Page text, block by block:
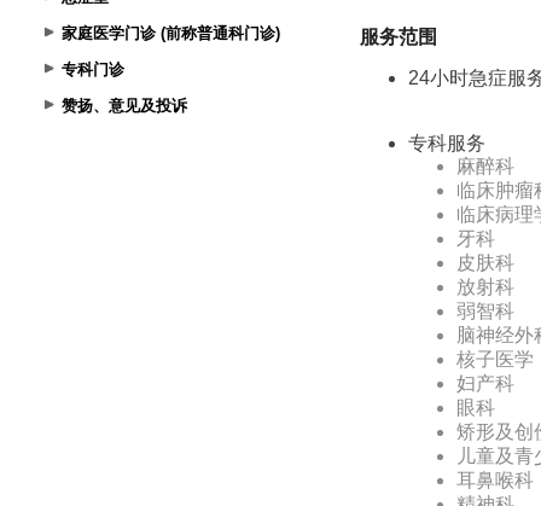
家庭医学门诊 (前称普通科门诊)
专科门诊
赞扬、意见及投诉